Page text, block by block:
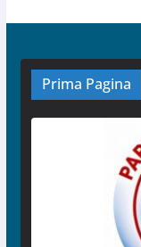
Prima Pagina